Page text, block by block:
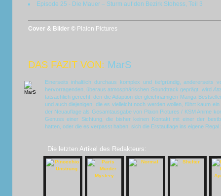
Episode 25 - Die Mauer – Sturm auf den Bezirk Stohess, Teil 3
Cover & Bilder © Plaion Pictures
DAS FAZIT VON: MarS
Einerseits inhaltlich durchaus komplex und tiefgründig, andererseits
hervorragenden, überaus atmosphärischen Soundtrack geprägt, wird
tatsächlich gerecht, den die Adaption der gleichnamigen Manga-
und auch diejenigen, die es vielleicht noch werden wollen, führt kaum
der Neuauflage als Gesamtausgabe von Plaion Pictures / KSM Anime
Genuss einer Sichtung, die bisher keinen Kontakt mit einer der
hatten, oder die es verpasst haben, sich die Erstauflage ins eigene Regal
Die letzten Artikel des Redakteurs: